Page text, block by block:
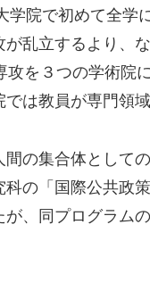
院で初めて全学
乱立するより、
を３つの学術院
は教員が専門領
の集合体として
の「国際公共政
、同プログラム